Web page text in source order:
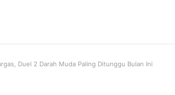
Duel 2 Darah Muda Paling Ditunggu Bulan Ini